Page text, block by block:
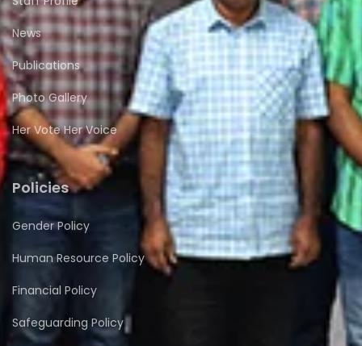
News
Publications
Photo Gallery
Her Vote Her Voice
Policies
Gender Policy
Human Resource Policy
Financial Policy
Safeguarding Policy